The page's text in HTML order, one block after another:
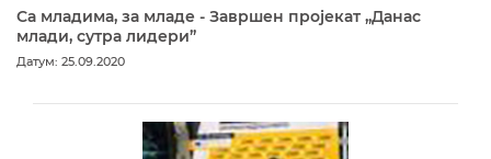
Са младима, за младе - Завршен пројекат „Данас
млади, сутра лидери”
Датум: 25.09.2020